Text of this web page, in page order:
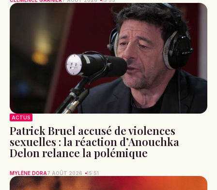
ACTUS
Patrick Bruel accusé de violences
sexuelles : la réaction d’Anouchka
Delon relance la polémique
MYLÈNE DORA7 AOÛT 2026 15:51